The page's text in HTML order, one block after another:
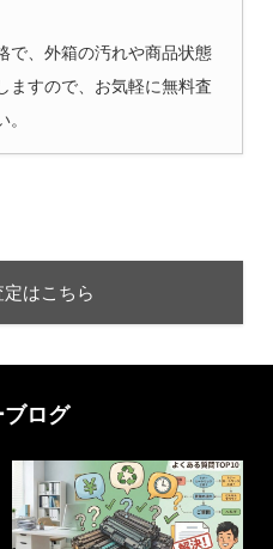
で、外箱の汚れや商品状態
ますので、お気軽に無料査
はこちら
ブログ